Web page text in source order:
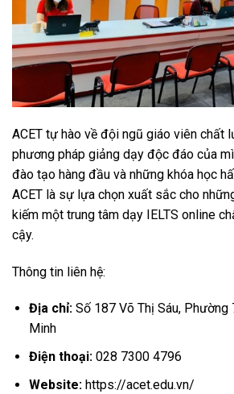
ACET tự hào về đội ngũ giáo viên chất
phương pháp giảng dạy độc đáo của
đào tạo hàng đầu và những khóa học
ACET là sự lựa chọn xuất sắc cho
kiếm một trung tâm dạy IELTS online
cậy.
Thông tin liên hệ:
Địa chỉ:Số 187 Võ Thị Sáu, Phường
Minh
Điện thoại:028 7300 4796
Website:https://acet.edu.vn/